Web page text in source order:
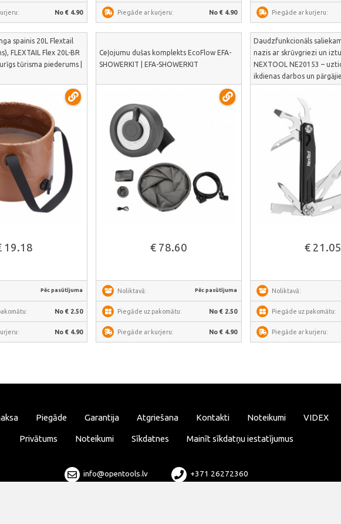
No € 4.90 Piegāde ar kurjeru: No € 4.90 Piegāde ar kurjeru:
spainis 20L Flextail
FLEXTAIL Flex 20L-BR
tūrisma piederums |
19.18
Pēc pasūtījuma
No € 2.50
No € 4.90
Ceļojumu dušas komplekts EcoFlow EFA-
SHOWERKIT | EFA-SHOWERKIT
€ 78.60
Noliktavā: Pēc pasūtījuma
Piegāde uz pakomātu: No € 2.50
Piegāde ar kurjeru: No € 4.90
Daudzfunkcionāls
nazis ar skrūvgriezi un
NEXTOOL NE20153 –
ikdienas darbos un
€ 21.05
Noliktavā:
Piegāde uz pakomātu:
Piegāde ar kurjeru:
Piegāde Garantija Atgriešana Kontakti Noteikumi VIDEX
Privātums Noteikumi Sīkdatnes Mainīt sīkdatņu iestatījumus
info@opentools.lv +371 26272360